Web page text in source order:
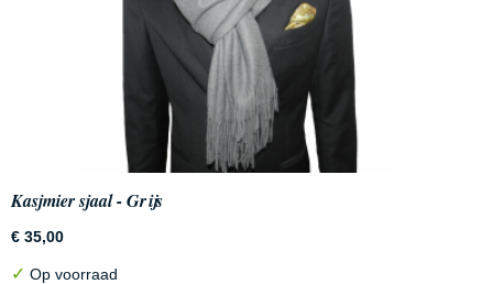
Kasjmier sjaal - Grijs
€ 35,00
✓ Op voorraad